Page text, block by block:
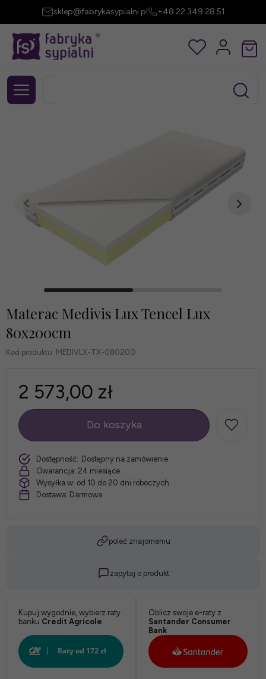
sklep@fabrykasypialni.pl +48 22 349 28 51
Materac Medivis Lux Tencel Lux
80x200cm
Kod produktu: MEDIVLX-TX-080200
2 573,00 zł
szt.
Do koszyka
Dostępność: Dostępny na zamówienie
Gwarancja: 24 miesiące
Wysyłka w: od 10 do 20 dni roboczych
Dostawa: Darmowa
poleć znajomemu
zapytaj o produkt
Kupuj wygodnie, wybierz raty
banku Credit Agricole
Oblicz swoje e-raty z
Santander Consumer
Bank